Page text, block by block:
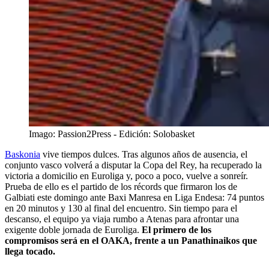
Imago: Passion2Press - Edición: Solobasket
Baskonia vive tiempos dulces. Tras algunos años de ausencia, el
conjunto vasco volverá a disputar la Copa del Rey, ha recuperado la
victoria a domicilio en Euroliga y, poco a poco, vuelve a sonreír.
Prueba de ello es el partido de los récords que firmaron los de
Galbiati este domingo ante Baxi Manresa en Liga Endesa: 74 puntos
en 20 minutos y 130 al final del encuentro. Sin tiempo para el
descanso, el equipo ya viaja rumbo a Atenas para afrontar una
exigente doble jornada de Euroliga. El primero de los
compromisos será en el OAKA, frente a un Panathinaikos que
llega tocado.